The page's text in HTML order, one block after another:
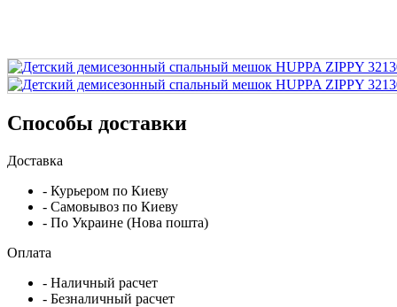
Способы доставки
Доставка
- Курьером по Киеву
- Самовывоз по Киеву
- По Украине (Нова пошта)
Оплата
- Наличный расчет
- Безналичный расчет